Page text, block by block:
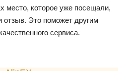
место, которое уже посещали,
отзыв. Это поможет другим
сервиса.